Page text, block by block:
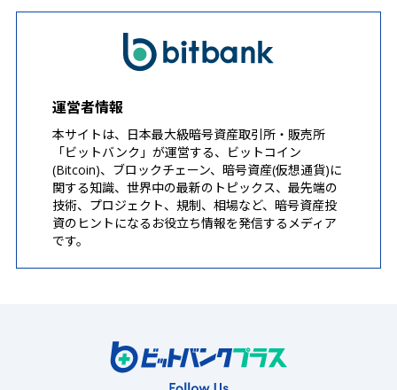
運営者情報
本サイトは、日本最大級暗号資産取引所・販売所
「ビットバンク」が運営する、ビットコイン
(Bitcoin)、ブロックチェーン、暗号資産(仮想通貨)に
関する知識、世界中の最新のトピックス、最先端の
技術、プロジェクト、規制、相場など、暗号資産投
資のヒントになるお役立ち情報を発信するメディア
です。